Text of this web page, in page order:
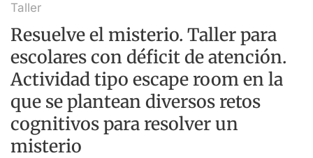
Taller
Resuelve el misterio. Taller para
escolares con déficit de atención.
Actividad tipo escape room en la
que se plantean diversos retos
cognitivos para resolver un
misterio